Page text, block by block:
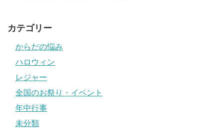
カテゴリー
からだの悩み
ハロウィン
レジャー
全国のお祭り・イベント
年中行事
未分類